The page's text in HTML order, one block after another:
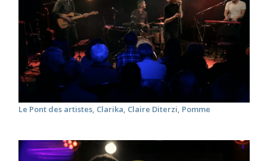
Le Pont des artistes, Clarika, Claire Diterzi, Pomme